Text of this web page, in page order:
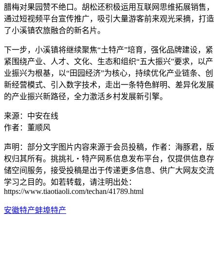
腊梅对果园赞不绝口。胡松还积极运用互联网思维拓展销售，
通过短视频平台宣传推广，吸引大量游客前来观光采摘，打造
了小溪镇农旅融合的新名片。
下一步，小溪镇将继续聚焦“土特产”培育，强化品牌建设，紧
紧围绕产业、人才、文化、生态和组织“五大振兴”要求，以产
业振兴为根基，以“田园经济”为核心，持续优化产业链条、创
新经营模式、引入数字技术，走出一条特色鲜明、差异化发展
的产业振兴新路径，全力激活乡村发展新引擎。
来源：中安在线
作者：董顺风
声明：部分文字图片内容来源于会员投稿，作者：海豚君，版
权归其所有。挑挑礼・特产网系信息发布平台，仅提供信息存
储空间服务，接受投稿是出于传递更多信息、供广大网友交流
学习之目的。如若转载，请注明出处：
https://www.tiaotiaoli.com/techan/41789.html
安徽特产蚌埠特产